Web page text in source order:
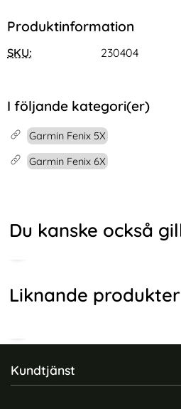
Produktinformation
SKU: 230404
I följande kategori(er)
Garmin Fenix 5X
Garmin Fenix 6X
Du kanske också
Liknande produkter
Sidfot Blandad info
Kundtjänst